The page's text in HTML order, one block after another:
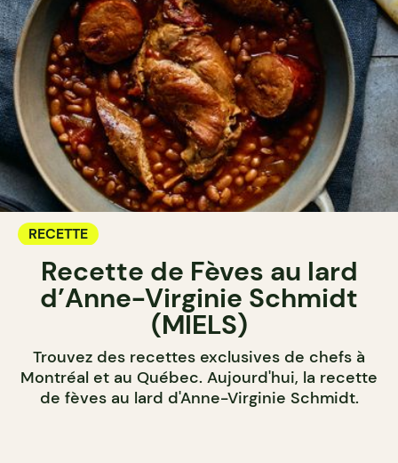
RECETTE
Recette de Fèves au lard
d’Anne-Virginie Schmidt
(MIELS)
Trouvez des recettes exclusives de chefs à
Montréal et au Québec. Aujourd'hui, la recette
de fèves au lard d'Anne-Virginie Schmidt.